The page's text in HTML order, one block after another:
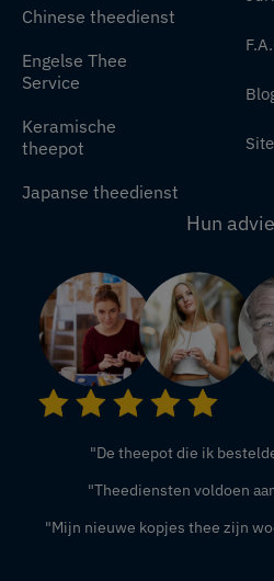
Chinese theedienst
Engelse Thee
Service
Keramische
theepot
Japanse theedienst
Hun
"De theepot die ik
"Theediensten voldoen
"Mijn nieuwe kopjes thee zijn